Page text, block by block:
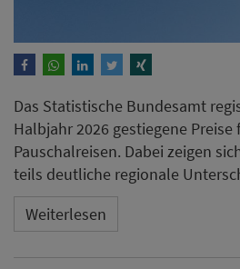
Das Statistische Bundesamt
Halbjahr 2026 gestiegene
Pauschalreisen. Dabei zeigen
teils deutliche regionale
Weiterlesen